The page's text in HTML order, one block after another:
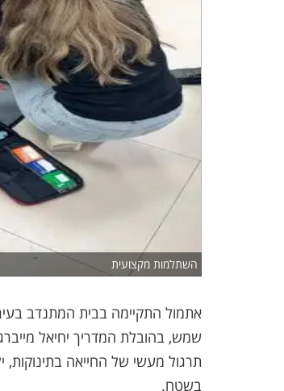
השתלמות מקצועית
אתמול התקיימה בבית המתנדב
שמש, בהובלת המדריך יחיאל
תרגול מעשי של החייאה בתינוקות,
בשטח.